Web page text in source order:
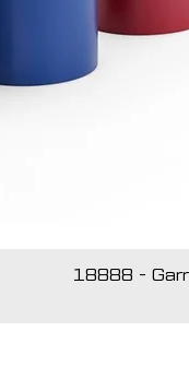
18888 -